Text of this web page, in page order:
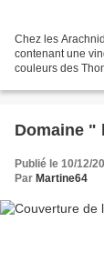
Chez les
contenant une
couleurs des
Domaine "
Publié le 10/12/
Par Martine64